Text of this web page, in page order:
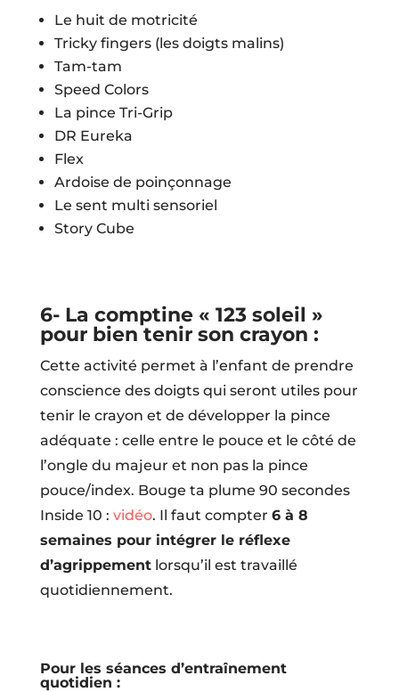
Le huit de motricité
Tricky fingers (les doigts malins)
Tam-tam
Speed Colors
La pince Tri-Grip
DR Eureka
Flex
Ardoise de poinçonnage
Le sent multi sensoriel
Story Cube
6- La comptine « 123 soleil »
pour bien tenir son crayon :
Cette activité permet à l’enfant de prendre
conscience des doigts qui seront utiles pour
tenir le crayon et de développer la pince
adéquate : celle entre le pouce et le côté de
l’ongle du majeur et non pas la pince
pouce/index. Bouge ta plume 90 secondes
Inside 10 : vidéo. Il faut compter 6 à 8
semaines pour intégrer le réflexe
d’agrippementlorsqu’il est travaillé
quotidiennement.
Pour les séances d’entraînement
quotidien :